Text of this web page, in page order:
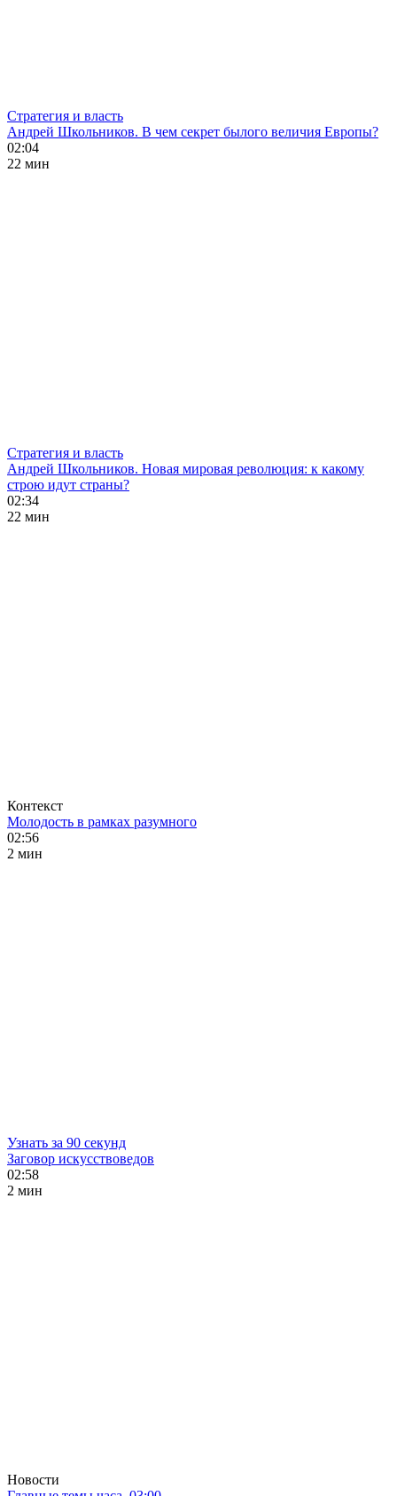
Стратегия и власть
Андрей Школьников. В чем секрет былого величия Европы?
02:04
22 мин
Стратегия и власть
Андрей Школьников. Новая мировая революция: к какому
строю идут страны?
02:34
22 мин
Контекст
Молодость в рамках разумного
02:56
2 мин
Узнать за 90 секунд
Заговор искусствоведов
02:58
2 мин
Новости